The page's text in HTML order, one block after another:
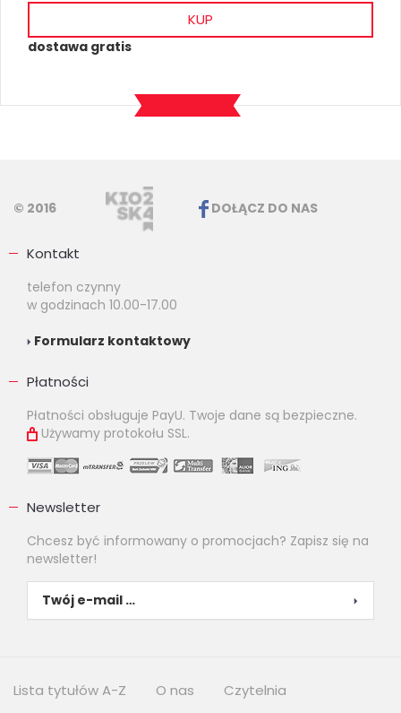
KUP
dostawa gratis
© 2016 DOŁĄCZ DO NAS
Kontakt
telefon czynny
w godzinach 10.00-17.00
Formularz kontaktowy
Płatności
Płatności obsługuje PayU. Twoje dane są bezpieczne.
Używamy protokołu SSL.
Newsletter
Chcesz być informowany o promocjach? Zapisz się na
newsletter!
Lista tytułów A-Z O nas Czytelnia